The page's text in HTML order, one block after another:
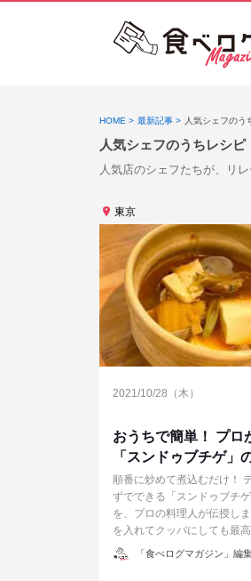
HOME 最新記事 人気シェフのう
人気シェフのうちレシピ
人気店のシェフたちが、リ
東京
2021/10/28（木）
おうちで簡単！ プロ
「スンドゥブチゲ」
順番に炒めて煮込むだけ！
ずでできる「スンドゥブチ
を、プロの料理人が伝授し
を入れてクッパにしても最高
投「食べログマガジン」編